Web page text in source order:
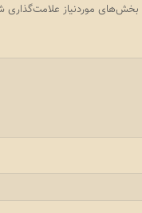
بخش‌های موردنیاز علامت‌گذاری